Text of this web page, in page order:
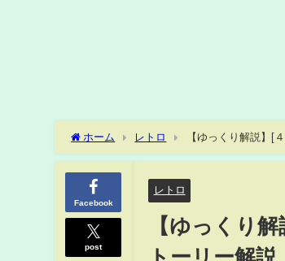
ホーム レトロ 【ゆっくり解説】[
Facebook
post
レトロ
【ゆっくり